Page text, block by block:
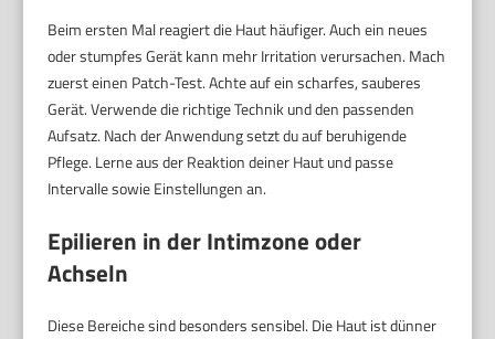
Beim ersten Mal reagiert die Haut häufiger. Auch ein neues
oder stumpfes Gerät kann mehr Irritation verursachen. Mach
zuerst einen Patch-Test. Achte auf ein scharfes, sauberes
Gerät. Verwende die richtige Technik und den passenden
Aufsatz. Nach der Anwendung setzt du auf beruhigende
Pflege. Lerne aus der Reaktion deiner Haut und passe
Intervalle sowie Einstellungen an.
Epilieren in der Intimzone oder
Achseln
Diese Bereiche sind besonders sensibel. Die Haut ist dünner